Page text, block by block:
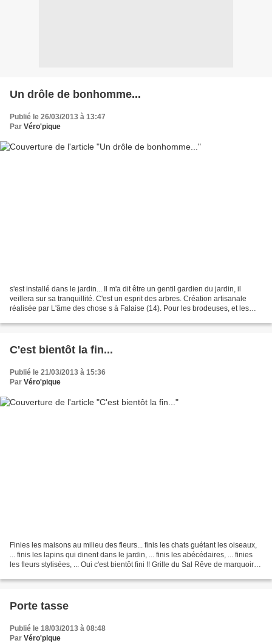
Un drôle de bonhomme...
Publié le 26/03/2013 à 13:47
Par Véro'pique
s'est installé dans le jardin... Il m'a dit être un gentil gardien du jardin, il
veillera sur sa tranquillité. C'est un esprit des arbres. Création artisanale
réalisée par L'âme des chose s à Falaise (14). Pour les brodeuses, et les
C'est bientôt la fin...
Publié le 21/03/2013 à 15:36
Par Véro'pique
Finies les maisons au milieu des fleurs... finis les chats guétant les oiseaux,
... finis les lapins qui dinent dans le jardin, ... finis les abécédaires, ... finies
les fleurs stylisées, ... Oui c'est bientôt fini !! Grille du Sal Rêve de marquoir
Porte tasse
Publié le 18/03/2013 à 08:48
Par Véro'pique